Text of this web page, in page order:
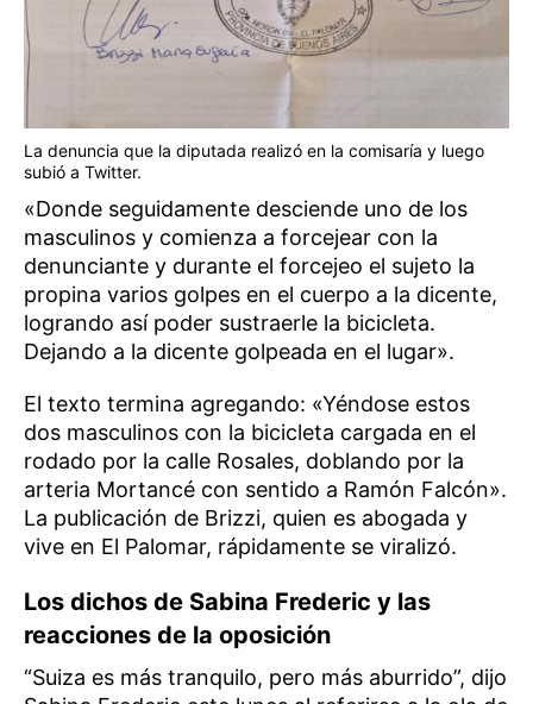
La denuncia que la diputada realizó en la comisaría y luego
subió a Twitter.
«Donde seguidamente desciende uno de los
masculinos y comienza a forcejear con la
denunciante y durante el forcejeo el sujeto la
propina varios golpes en el cuerpo a la dicente,
logrando así poder sustraerle la bicicleta.
Dejando a la dicente golpeada en el lugar».
El texto termina agregando: «Yéndose estos
dos masculinos con la bicicleta cargada en el
rodado por la calle Rosales, doblando por la
arteria Mortancé con sentido a Ramón Falcón».
La publicación de Brizzi, quien es abogada y
vive en El Palomar, rápidamente se viralizó.
Los dichos de Sabina Frederic y las
reacciones de la oposición
“Suiza es más tranquilo, pero más aburrido”, dijo